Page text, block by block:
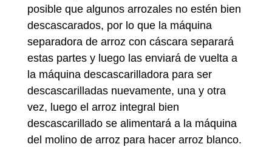
posible que algunos arrozales no estén bien
descascarados, por lo que la máquina
separadora de arroz con cáscara separará
estas partes y luego las enviará de vuelta a
la máquina descascarilladora para ser
descascarilladas nuevamente, una y otra
vez, luego el arroz integral bien
descascarillado se alimentará a la máquina
del molino de arroz para hacer arroz blanco.